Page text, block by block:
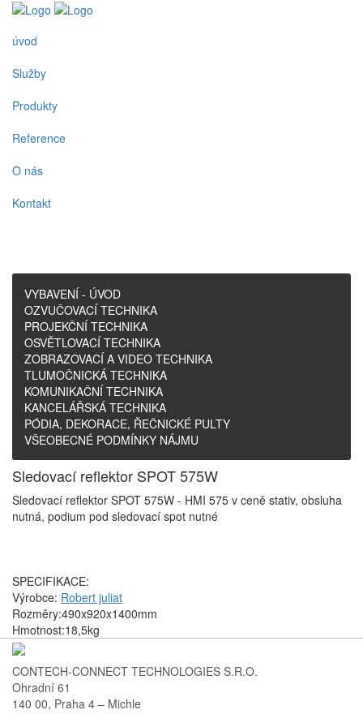
úvod
Služby
Produkty
Reference
O nás
Kontakt
VYBAVENÍ - ÚVOD
OZVUČOVACÍ TECHNIKA
PROJEKČNÍ TECHNIKA
OSVĚTLOVACÍ TECHNIKA
ZOBRAZOVACÍ A VIDEO TECHNIKA
TLUMOČNICKÁ TECHNIKA
KOMUNIKAČNÍ TECHNIKA
KANCELÁŘSKÁ TECHNIKA
PÓDIA, DEKORACE, ŘEČNICKÉ PULTY
VŠEOBECNÉ PODMÍNKY NÁJMU
Sledovací reflektor SPOT 575W
Sledovací reflektor SPOT 575W - HMI 575 v ceně stativ, obsluha
nutná, podium pod sledovací spot nutné
SPECIFIKACE:
Výrobce: Robert juliat
Rozměry:490x920x1400mm
Hmotnost:18,5kg
CONTECH-CONNECT TECHNOLOGIES S.R.O.
Ohradní 61
140 00, Praha 4 – Michle